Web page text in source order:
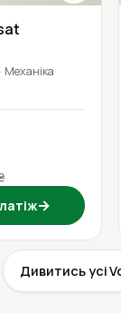
Механіка
→
Дивитись усі